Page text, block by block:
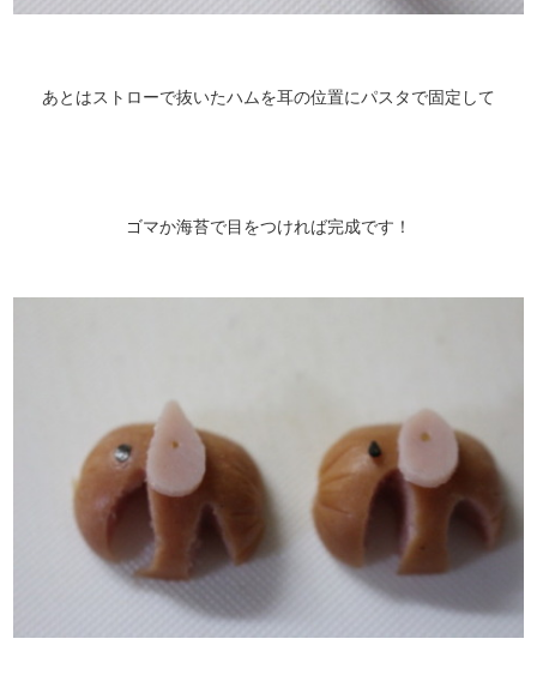
あとはストローで抜いたハムを耳の位置にパスタで固定して
ゴマか海苔で目をつければ完成です！